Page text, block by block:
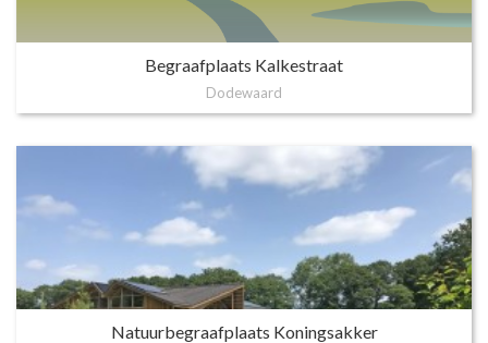
Begraafplaats Kalkestraat
Dodewaard
Natuurbegraafplaats Koningsakker